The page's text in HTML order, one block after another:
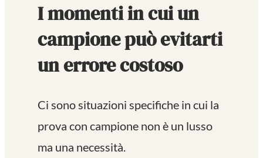
I momenti in cui un
campione può evitarti
un errore costoso
Ci sono situazioni specifiche in cui la
prova con campione non è un lusso
ma una necessità.